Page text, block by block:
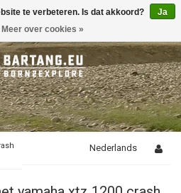
Nederlands
te verbeteren. Is dat akkoord?
Ja
Meer over cookies »